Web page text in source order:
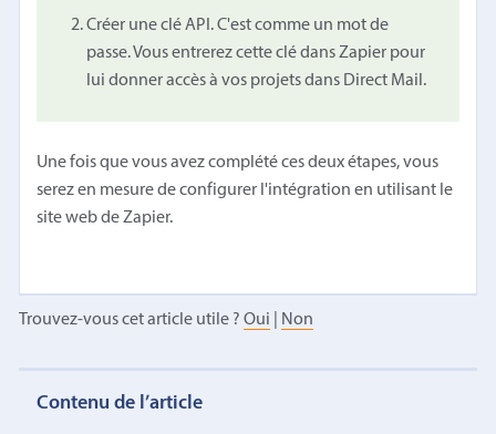
Créer une clé API. C'est comme un mot de
passe. Vous entrerez cette clé dans Zapier pour
lui donner accès à vos projets dans Direct Mail.
Une fois que vous avez complété ces deux étapes, vous
serez en mesure de configurer l'intégration en utilisant le
site web de Zapier.
Trouvez-vous cet article utile ? Oui Non
Contenu de l’article